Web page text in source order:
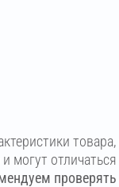
могут
проверять